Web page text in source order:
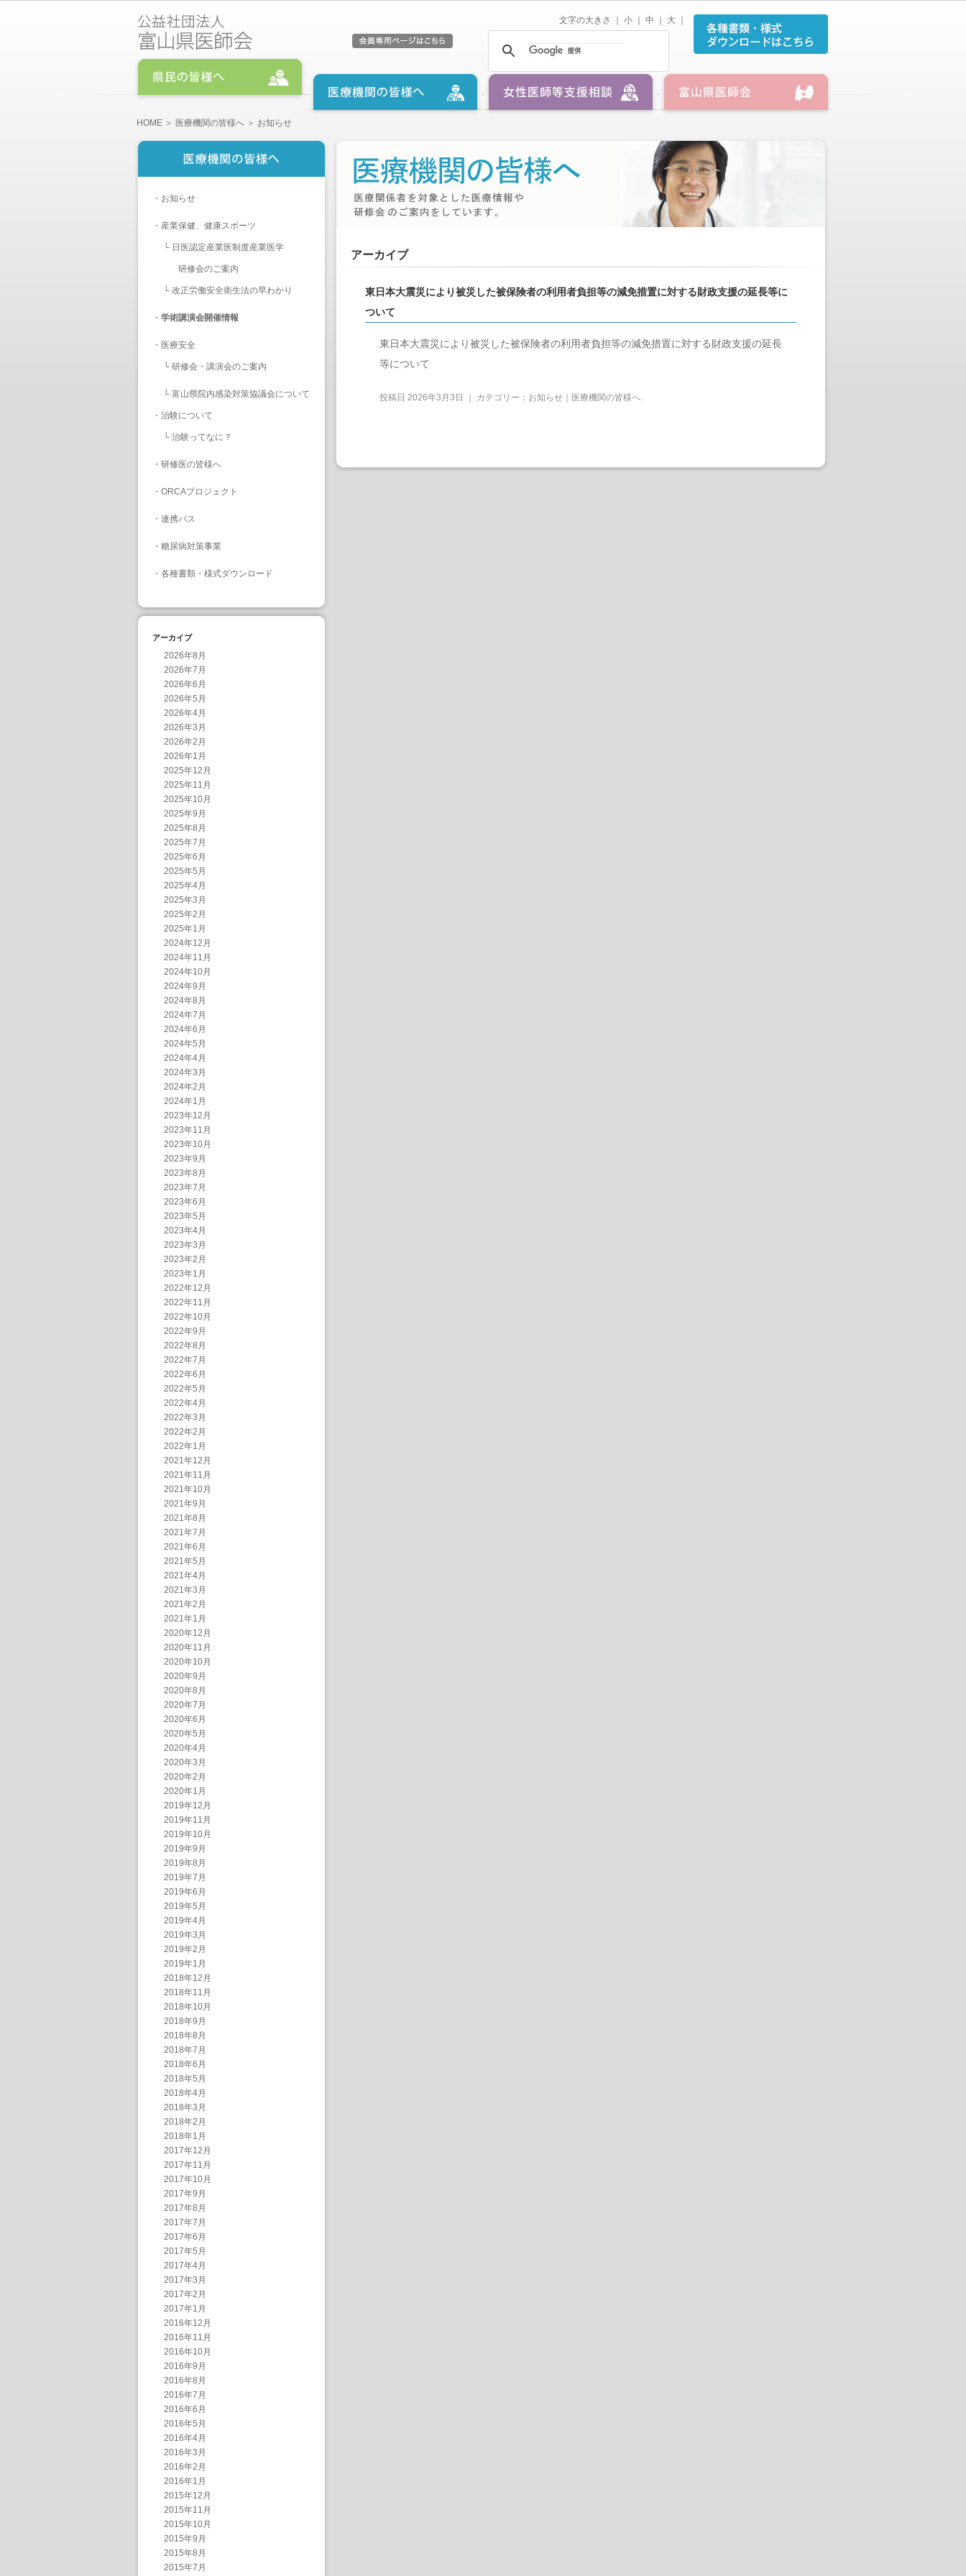
文字の大きさ ｜ 小 中 大
HOME ＞ 医療機関の皆様へ ＞ お知らせ
・ お知らせ
・ 産業保健、健康スポーツ
└ 日医認定産業医制度産業医学
研修会のご案内
└ 改正労働安全衛生法の早わかり
・ 学術講演会開催情報
・ 医療安全
└ 研修会・講演会のご案内
└ 富山県院内感染対策協議会について
・ 治験について
└ 治験ってなに？
・ 研修医の皆様へ
・ ORCAプロジェクト
・ 連携パス
・ 糖尿病対策事業
・ 各種書類・様式ダウンロード
アーカイブ
2026年8月
2026年7月
2026年6月
2026年5月
2026年4月
2026年3月
2026年2月
2026年1月
2025年12月
2025年11月
2025年10月
2025年9月
2025年8月
2025年7月
2025年6月
2025年5月
2025年4月
2025年3月
2025年2月
2025年1月
2024年12月
2024年11月
2024年10月
2024年9月
2024年8月
2024年7月
2024年6月
2024年5月
2024年4月
2024年3月
2024年2月
2024年1月
2023年12月
2023年11月
2023年10月
2023年9月
2023年8月
2023年7月
2023年6月
2023年5月
2023年4月
2023年3月
2023年2月
2023年1月
2022年12月
2022年11月
2022年10月
2022年9月
2022年8月
2022年7月
2022年6月
2022年5月
2022年4月
2022年3月
2022年2月
2022年1月
2021年12月
2021年11月
2021年10月
2021年9月
2021年8月
2021年7月
2021年6月
2021年5月
2021年4月
2021年3月
2021年2月
2021年1月
2020年12月
2020年11月
2020年10月
2020年9月
2020年8月
2020年7月
2020年6月
2020年5月
2020年4月
2020年3月
2020年2月
2020年1月
2019年12月
2019年11月
2019年10月
2019年9月
2019年8月
2019年7月
2019年6月
2019年5月
2019年4月
2019年3月
2019年2月
2019年1月
2018年12月
2018年11月
2018年10月
2018年9月
2018年8月
2018年7月
2018年6月
2018年5月
2018年4月
2018年3月
2018年2月
2018年1月
2017年12月
2017年11月
2017年10月
2017年9月
2017年8月
2017年7月
2017年6月
2017年5月
2017年4月
2017年3月
2017年2月
2017年1月
2016年12月
2016年11月
2016年10月
2016年9月
2016年8月
2016年7月
2016年6月
2016年5月
2016年4月
2016年3月
2016年2月
2016年1月
2015年12月
2015年11月
2015年10月
2015年9月
2015年8月
2015年7月
アーカイブ
東日本大震災により被災した被保険者の利用者負担等の減免措置に対する財政支援の延長等に
ついて
東日本大震災により被災した被保険者の利用者負担等の減免措置に対する財政支援の延長
等について
投稿日 2026年3月3日 ｜ カテゴリー： お知らせ｜医療機関の皆様へ.